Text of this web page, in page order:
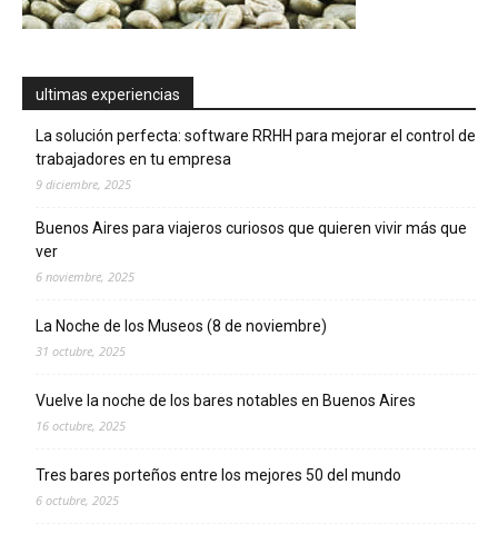
ultimas experiencias
La solución perfecta: software RRHH para mejorar el control de
trabajadores en tu empresa
9 diciembre, 2025
Buenos Aires para viajeros curiosos que quieren vivir más que
ver
6 noviembre, 2025
La Noche de los Museos (8 de noviembre)
31 octubre, 2025
Vuelve la noche de los bares notables en Buenos Aires
16 octubre, 2025
Tres bares porteños entre los mejores 50 del mundo
6 octubre, 2025